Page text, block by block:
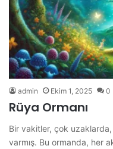
admin Ekim 1, 2025 0
Rüya Ormanı
Bir vakitler, çok
varmış. Bu ormanda, her